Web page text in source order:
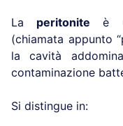
La peritonite è
(chiamata appunto
la cavità
contaminazione
Si distingue in: